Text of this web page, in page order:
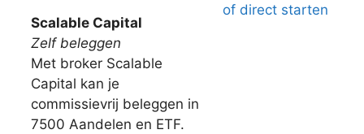
Scalable Capital
Zelf beleggen
Met broker Scalable
Capital kan je
commissievrij beleggen in
7500 Aandelen en ETF.
of direct starten